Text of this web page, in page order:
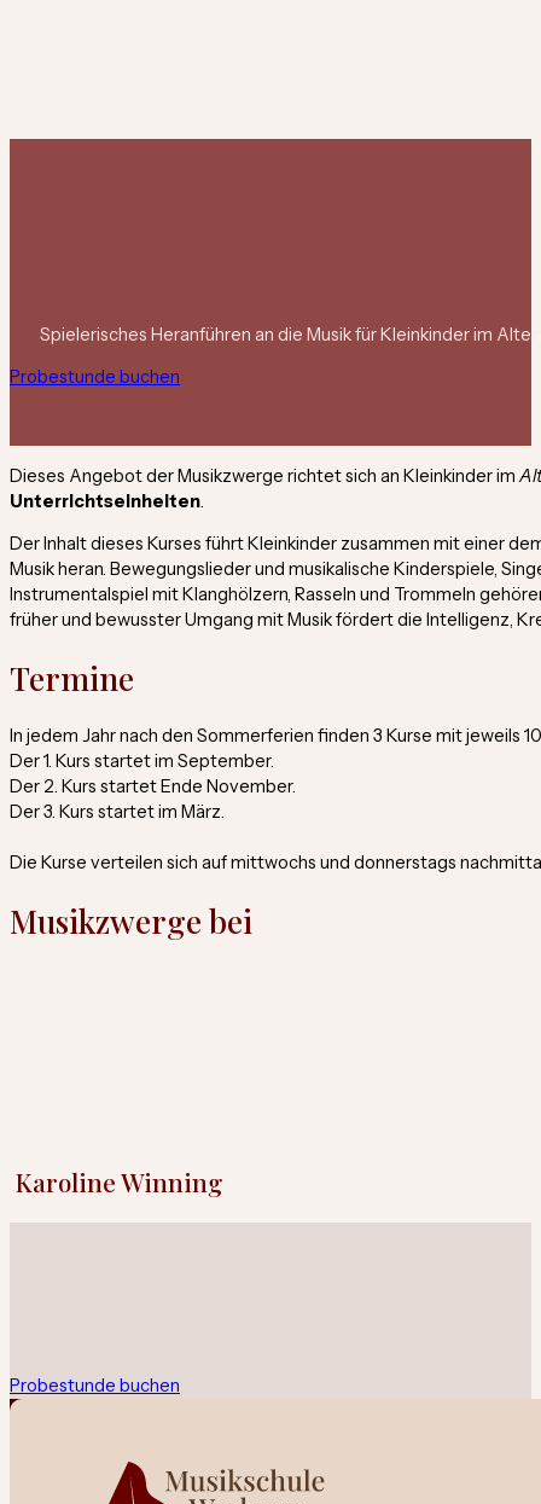
Spielerisches Heranführen an die Musik für Kleinkinder im
Probestunde buchen
Dieses Angebot der Musikzwerge richtet sich an Kleinkinder im
Unterrichtseinheiten.
Der Inhalt dieses Kurses führt Kleinkinder zusammen mit einer
Musik heran. Bewegungslieder und musikalische Kinderspiele,
Instrumentalspiel mit Klanghölzern, Rasseln und Trommeln
früher und bewusster Umgang mit Musik fördert die Intelligenz,
Termine
In jedem Jahr nach den Sommerferien finden 3 Kurse mit jeweils
Der 1. Kurs startet im September.
Der 2. Kurs startet Ende November.
Der 3. Kurs startet im März.
Die Kurse verteilen sich auf mittwochs und donnerstags
Musikzwerge bei
Karoline Winning
Probestunde buchen